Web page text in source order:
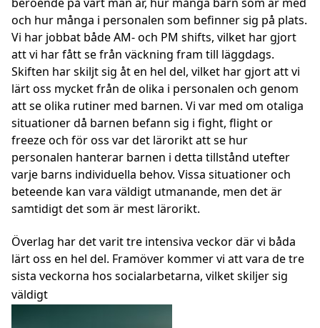
och hur många i personalen som befinner sig på plats.
Vi har jobbat både AM- och PM shifts, vilket har gjort
att vi har fått se från väckning fram till läggdags.
Skiften har skiljt sig åt en hel del, vilket har gjort att vi
lärt oss mycket från de olika i personalen och genom
att se olika rutiner med barnen. Vi var med om otaliga
situationer då barnen befann sig i fight, flight or
freeze och för oss var det lärorikt att se hur
personalen hanterar barnen i detta tillstånd utefter
varje barns individuella behov. Vissa situationer och
beteende kan vara väldigt utmanande, men det är
samtidigt det som är mest lärorikt.
Överlag har det varit tre intensiva veckor där vi båda
lärt oss en hel del. Framöver kommer vi att vara de tre
sista veckorna hos socialarbetarna, vilket skiljer sig
väldigt